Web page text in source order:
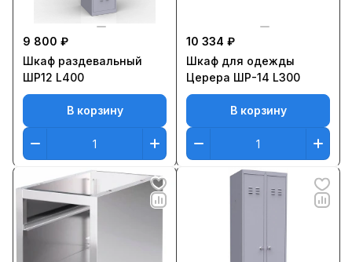
9 800 ₽
Шкаф раздевальный
ШР12 L400
В корзину
10 334 ₽
Шкаф для одежды
Церера ШР-14 L300
В корзину